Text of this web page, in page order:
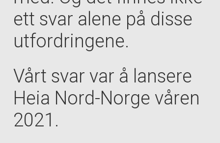
ett svar alene på disse
utfordringene.
Vårt svar var å lansere
Heia Nord-Norge våren
2021.